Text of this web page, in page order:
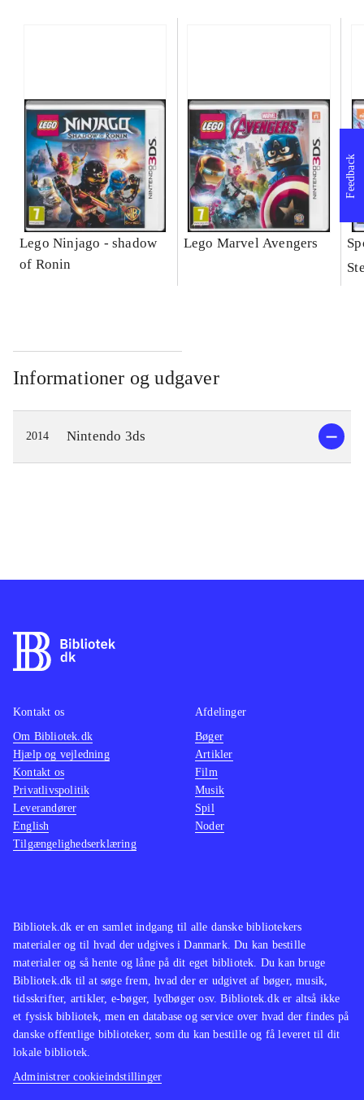
Lego Ninjago - shadow
of Ronin
Lego Marvel Avengers
Informationer og udgaver
2014 Nintendo 3ds
Feedback
Bibliotek.dk er en samlet indgang til alle danske bibliotekers
materialer og til hvad der udgives i Danmark. Du kan bestille
materialer og så hente og låne på dit eget bibliotek. Du kan bruge
Bibliotek.dk til at søge frem, hvad der er udgivet af bøger, musik,
tidsskrifter, artikler, e-bøger, lydbøger osv. Bibliotek.dk er altså ikke
et fysisk bibliotek, men en database og service over hvad der findes på
danske offentlige biblioteker, som du kan bestille og få leveret til dit
lokale bibliotek.
Administrer cookieindstillinger
Kontakt os
Om Bibliotek.dk
Hjælp og vejledning
Kontakt os
Privatlivspolitik
Leverandører
English
Tilgængelighedserklæring
Afdelinger
Bøger
Artikler
Film
Musik
Spil
Noder